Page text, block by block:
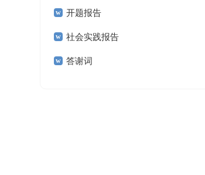
开题报告
社会实践报告
答谢词